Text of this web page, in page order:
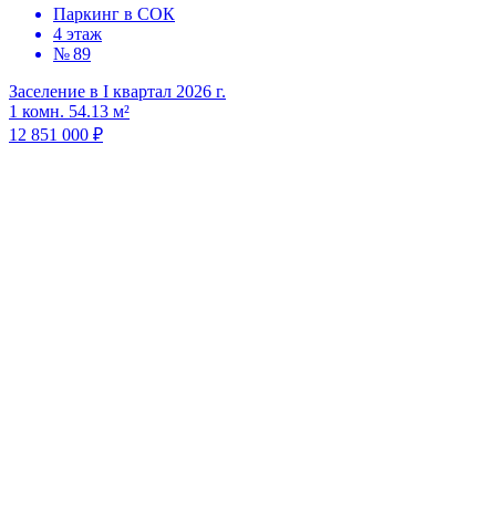
Паркинг в СОК
4 этаж
№ 89
Заселение в I квартал 2026 г.
1 комн. 54.13 м²
12 851 000 ₽